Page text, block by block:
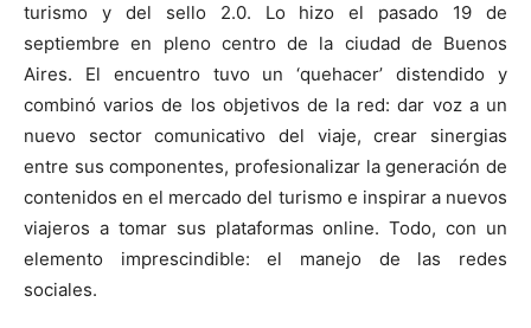
turismo y del sello 2.0. Lo hizo el pasado 19 de
septiembre en pleno centro de la ciudad de Buenos
Aires. El encuentro tuvo un ‘quehacer’ distendido y
combinó varios de los objetivos de la red: dar voz a un
nuevo sector comunicativo del viaje, crear sinergias
entre sus componentes, profesionalizar la generación de
contenidos en el mercado del turismo e inspirar a nuevos
viajeros a tomar sus plataformas online. Todo, con un
elemento imprescindible: el manejo de las redes
sociales.